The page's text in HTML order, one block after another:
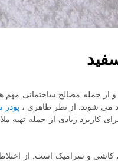
از جمله مصالح ساختمانی مهم
می شوند. از نظر ظاهری ، پودر
کاربرد زیادی از جمله
کاشی و سرامیک است. از